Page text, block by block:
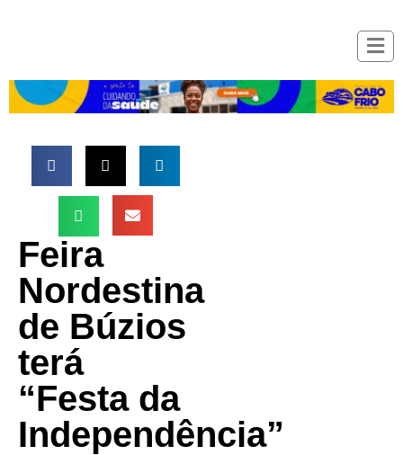
Feira
Nordestina
de Búzios
terá
“Festa da
Independência”